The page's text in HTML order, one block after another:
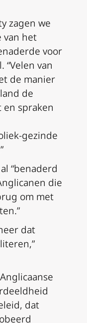
zagen we
van het
voor
“Velen van
de manier
de
en spraken
gezinde
“benaderd
die
om met
dat
dat